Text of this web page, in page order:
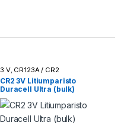
3 V, CR123A / CR2
CR2 3V Litiumparisto
Duracell Ultra (bulk)